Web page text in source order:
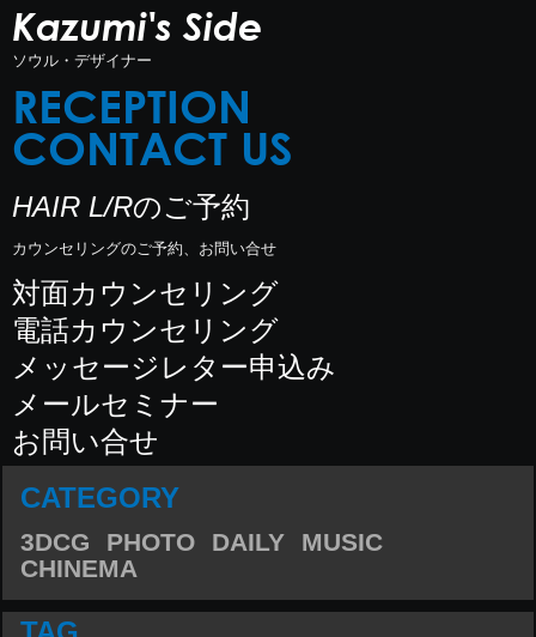
Kazumi's Side
ソウル・デザイナー
RECEPTION
CONTACT US
HAIR L/Rのご予約
カウンセリングのご予約、お問い合せ
対面カウンセリング
電話カウンセリング
メッセージレター申込み
メールセミナー
お問い合せ
CATEGORY
3DCG PHOTO DAILY
MUSIC
CHINEMA